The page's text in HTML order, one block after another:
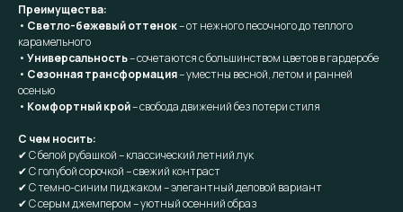
Преимущества:
• Светло-бежевый оттенок– от нежного песочного до теплого
карамельного
• Универсальность– сочетаются с большинством цветов в гардеробе
• Сезонная трансформация– уместны весной, летом и ранней
осенью
• Комфортный крой– свобода движений без потери стиля
С чем носить:
✔ С белой рубашкой – классический летний лук
✔ С голубой сорочкой – свежий контраст
✔ С темно-синим пиджаком – элегантный деловой вариант
✔ С серым джемпером – уютный осенний образ